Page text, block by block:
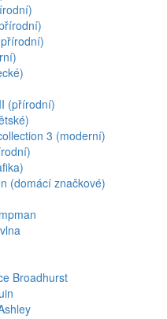
(přírodní)
3 (moderní)
(domácí značkové)
Broadhurst